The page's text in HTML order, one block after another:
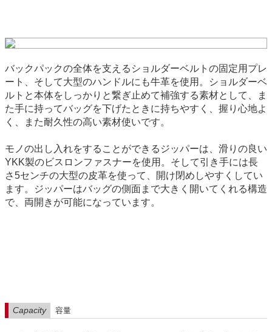
バックパックの全体を支えるショルダーベルトの固定用プレ
ート、そして大型のハンドルにも牛革を使用。ショルダーベ
ルトと本体をしっかりと繋ぎ止めて補強する素材として、ま
た手に持ってバッグを下げたときに持ちやすく、握り心地よ
く、また耐久性の高い素材使いです。
モノの出し入れをすることができるジッパーは、滑りの良い
YKK製のビスロンファスナーを使用。そして引き手には長
さ5センチの大型の皮革を使って、開け閉めしやすくしてい
ます。ジッパーはバッグの側面まで大きく開いてくれる構造
で、両開きが可能になっています。
Capacity 容量